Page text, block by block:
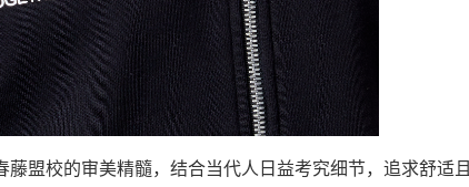
盟校的审美精髓，结合当代人日益考究细节，追求舒适且